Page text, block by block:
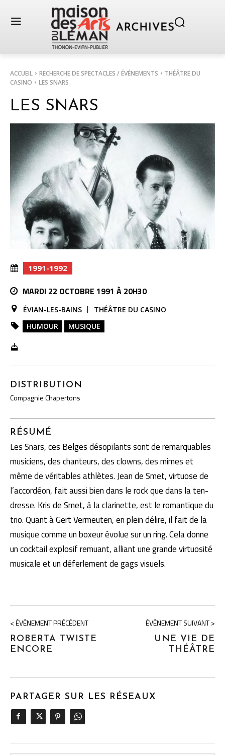
ACCUEIL RECHERCHE DE SPECTACLES / ÉVÉNEMENTS
THÉÂTRE DU
CASINO
LES SNARS
LES SNARS
1991-1992
MARDI 22 OCTOBRE 1991 À 20H30
ÉVIAN-LES-BAINS
THÉÂTRE DU CASINO
HUMOUR
MUSIQUE
DISTRIBUTION
Compagnie Chapertons
RÉSUMÉ
Les Snars, ces Belges désopilants sont de remarquables
musiciens, des chanteurs, des clowns, des mimes et
même de véritables athlètes. Jean de Smet, virtuose de
l’accordéon, fait aussi bien dans le rock que dans la ten­
dresse. Kris de Smet, à la clarinette, est le romantique du
trio. Quant à Gert Vermeuten, en plein délire, il fait de la
musique comme un boxeur évolue sur un ring. Cela donne
un cocktail explosif remuant, alliant une grande virtuosité
musi­cale et un déferlement de gags visuels.
< ÉVÉNEMENT PRÉCÉDENT
ROBERTA TWISTE
ENCORE
ÉVÉNEMENT SUIVANT >
UNE VIE DE
THÉÂTRE
PARTAGER SUR LES RÉSEAUX